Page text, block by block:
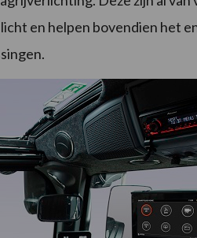
en helpen bovendien het